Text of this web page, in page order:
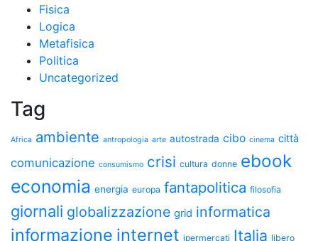
Fisica
Logica
Metafisica
Politica
Uncategorized
Tag
Africa ambiente antropologia arte autostrada cibo cinema città
comunicazione consumismo crisi cultura donne ebook
economia energia europa fantapolitica filosofia
giornali globalizzazione grid informatica
informazione internet ipermercati Italia libero